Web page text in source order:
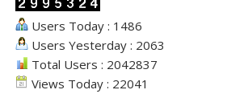
Users Today : 1486
Users Yesterday : 2063
Total Users : 2042837
Views Today : 22041